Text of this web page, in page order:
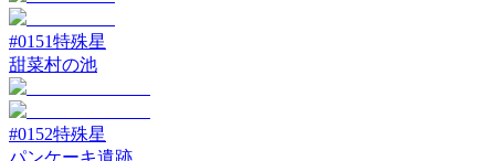
#0151特殊星
甜菜村の池
#0152特殊星
パンケーキ遺跡